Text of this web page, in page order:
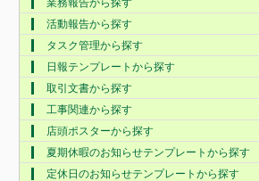
業務報告から探す
活動報告から探す
タスク管理から探す
日報テンプレートから探す
取引文書から探す
工事関連から探す
店頭ポスターから探す
夏期休暇のお知らせテンプレートから探す
定休日のお知らせテンプレートから探す